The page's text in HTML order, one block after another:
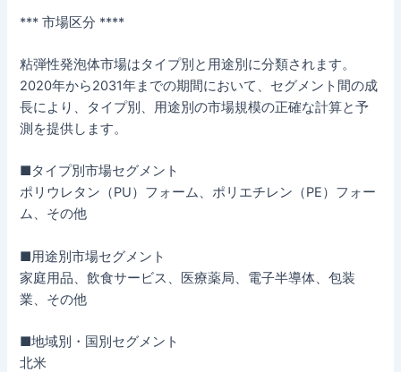
*** 市場区分 ****
粘弾性発泡体市場はタイプ別と用途別に分類されます。
2020年から2031年までの期間において、セグメント間の成
長により、タイプ別、用途別の市場規模の正確な計算と予
測を提供します。
■タイプ別市場セグメント
ポリウレタン（PU）フォーム、ポリエチレン（PE）フォー
ム、その他
■用途別市場セグメント
家庭用品、飲食サービス、医療薬局、電子半導体、包装
業、その他
■地域別・国別セグメント
北米